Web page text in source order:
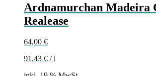
Ardnamurchan Madeira
Realease
64,00 €
91,43 € /l